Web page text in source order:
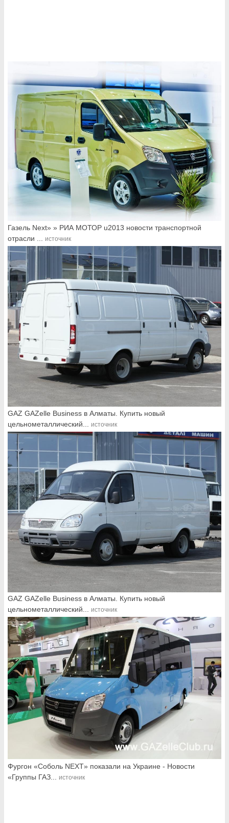
Газель Next» » РИА МОТОР u2013 новости транспортной
отрасли ...
источник
GAZ GAZelle Business в Алматы. Купить новый
цельнометаллический...
источник
GAZ GAZelle Business в Алматы. Купить новый
цельнометаллический...
источник
Фургон «Соболь NEXT» показали на Украине - Новости
«Группы ГАЗ...
источник